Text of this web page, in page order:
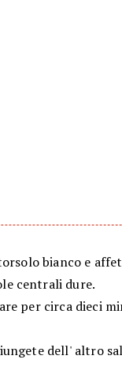
bianco e
centrali dure.
per circa dieci
dell' altro